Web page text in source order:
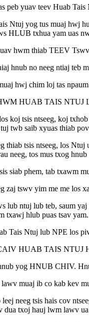
peb yuav teev Huab Tais
Ntuj yog tus muaj hwj
HLUB txhua yam uas
hwm thiab TEEV
hnub no neeg ntiaj teb
hwj chim loj tas
HUAB TAIS NTUJ
koj tsis ntseeg, koj
twb saib xyuas thiab
thiab tsis ntseeg, los
neeg, tos mus txog
siab phem, tab txawm
zaj tswv yim me me los
lub ntuj lub teb, saum
txawj hlub puas tsav
Tais Ntuj lub NPE los
HUAB TAIS NTUJ
yog HNUB CHIV.
lawv muaj ib co kab kev
neeg tsis hais cov
dua txoj hauj lwm lawv